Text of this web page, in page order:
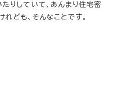
りしていて、あんまり住宅密
ども、そんなことです。